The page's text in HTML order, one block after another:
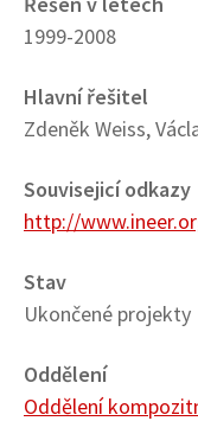
1999-2008
Hlavní řešitel
Zdeněk Weiss,
Souvisejicí odkazy
http://
Stav
Ukončené projekty
Oddělení
Oddělení